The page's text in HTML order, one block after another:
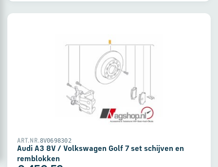
links
Retourinformatie
ART.NR.8V0698302
Audi A3 8V / Volkswagen Golf 7 set schijven en
remblokken